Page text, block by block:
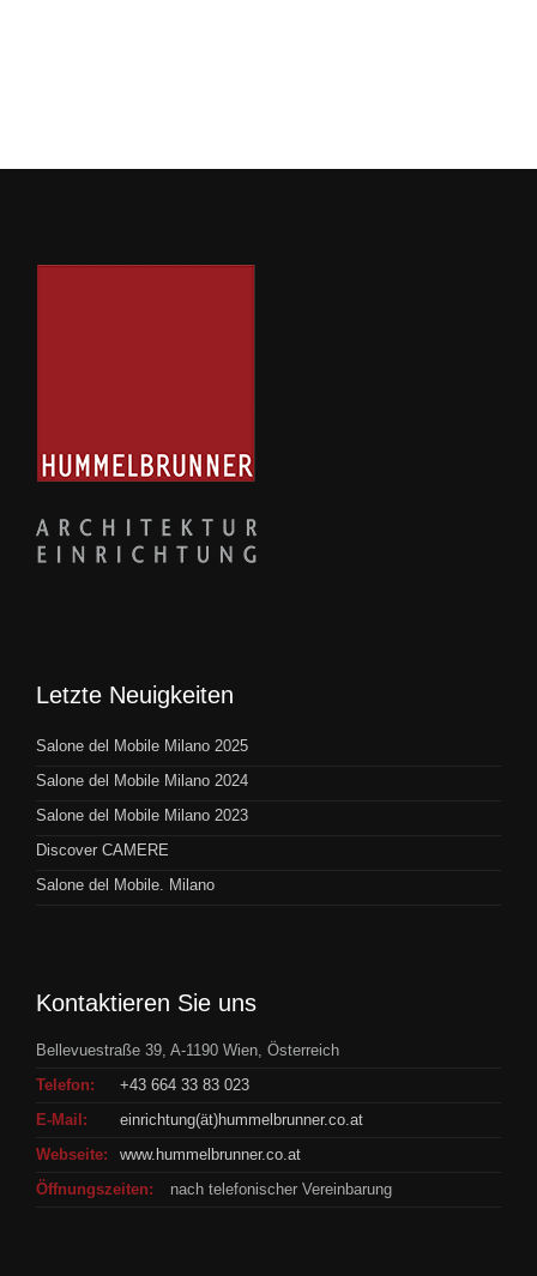
Letzte Neuigkeiten
Salone del Mobile Milano 2025
Salone del Mobile Milano 2024
Salone del Mobile Milano 2023
Discover CAMERE
Salone del Mobile. Milano
Kontaktieren Sie uns
Bellevuestraße 39, A-1190 Wien, Österreich
Telefon:
+43 664 33 83 023
E-Mail:
einrichtung(ät)hummelbrunner.co.at
Webseite:
www.hummelbrunner.co.at
Öffnungszeiten:
nach telefonischer Vereinbarung